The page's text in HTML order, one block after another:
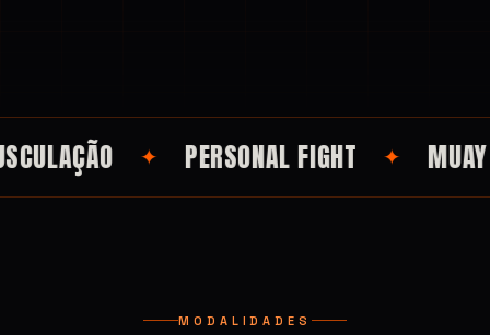
✦ PERSONAL FIGHT ✦ MUAY THAI ✦
MODALIDADES